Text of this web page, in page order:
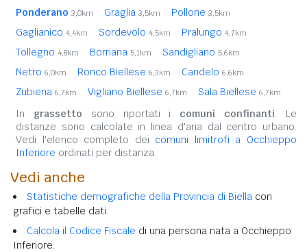
Ponderano 3,0km Graglia 3,5km Pollone 3,5km
Gaglianico 4,4km Sordevolo 4,5km Pralungo 4,7km
Tollegno 4,8km Borriana 5,1km Sandigliano 5,6km
Netro 6,0km Ronco Biellese 6,3km Candelo 6,6km
Zubiena 6,7km Vigliano Biellese 6,7km Sala Biellese 6,7km
In grassetto sono riportati i comuni confinanti. Le
distanze sono calcolate in linea d'aria dal centro urbano.
Vedi l'elenco completo dei comuni limitrofi a Occhieppo
Inferiore ordinati per distanza.
Vedi anche
Statistiche demografiche della Provincia di Biella con
grafici e tabelle dati.
Calcola il Codice Fiscale di una persona nata a Occhieppo
Inferiore.